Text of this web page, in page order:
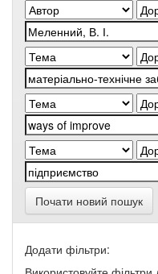
Почати новий пошук
Додати фільтри: